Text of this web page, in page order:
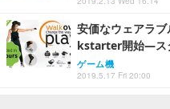
安価なウェアラ
kstarter開始―ス
ゲーム機
2019.5.17 Fri 20:00